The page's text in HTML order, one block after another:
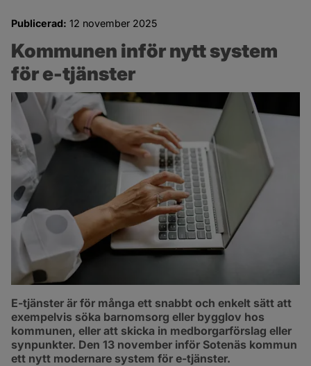
Publicerad: 12 november 2025
Kommunen inför nytt system
för e-tjänster
E-tjänster är för många ett snabbt och enkelt sätt att
exempelvis söka barnomsorg eller bygglov hos
kommunen, eller att skicka in medborgarförslag eller
synpunkter. Den 13 november inför Sotenäs kommun
ett nytt modernare system för e-tjänster.